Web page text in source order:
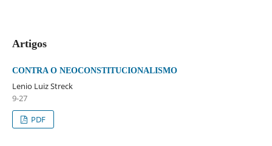
Artigos
CONTRA O NEOCONSTITUCIONALISMO
Lenio Luiz Streck
9-27
PDF